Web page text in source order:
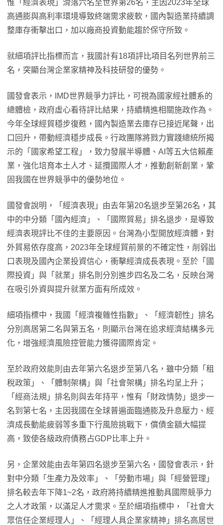
惟「經濟表現」滑落六名至世界第26名，主因2023年全球
高通膨與高利率環境導致終端需求疲軟，國內製造業持續調
整庫存衝擊出口，加以廠商投資動能趨於保守所致。
就細項評比指標而言，我國計有18項評比項目名列世界前三
名，突顯台灣企業家精神及科技研發的優勢。
國發會表示，IMD世界競爭力評比，可視為國家經社體系的
總體檢，政府虛心看待評比結果，持續精進相關施政作為。
今年全球經貿穩步復甦，國內製造業去庫存已接近尾聲，出
口回升，帶動經濟穩步成長。行政團隊將戮力實踐總統所揭
示的「國家希望工程」，致力發展半導體、AI等五大信賴產
業，強化培育本土人才、延攬國際人才，推動創新創業，鞏
固我國在世界競爭中的優勢地位。
國發會說明，「經濟表現」由去年第20名退步至第26名，其
中的中分類「國內經濟」、「國際貿易」排名退步，是導致
經濟表現評比不佳的主要原因。台灣為小型開放經濟體，對
外貿易依存度高，2023年全球經貿前景的不確定性，削弱出
口表現及國內企業投資信心，衝擊經濟成長表現。至於「國
際投資」與「就業」排名則分別進步四名及二名，反映台灣
在吸引外資與提升就業方面有所成效。
細項指標中，我國「經濟複雜性指數」、「經濟韌性」排名
分別高居第二名與第五名，則顯示台灣在追求經濟結構多元
化，增強經濟風險控管能力獲得國際肯定。
至於政府效能則由去年第六名退步至第八名，雖中分類「租
稅政策」、「體制架構」與「社會架構」排名均呈上升；
「經商法規」排名則與去年持平，惟有「財政情勢」退步一
名到第七名，主因我國在全球普遍面臨通膨及升息壓力、經
濟成長動能疲弱等多重下行風險挑戰下，償債金額大幅提
高，致使各級政府債務占GDP比率上升。
另，企業效能由去年第四名退步至第六名，國發會表示，針
對中分類「生產力及效率」、「勞動市場」與「經營管理」
排名較去年下降1~2名，政府將持續精進推動具國際競爭力
之人才政策，以滿足人才需求。至於細項指標中，「社會大
眾信任企業經理人」、「經理人具企業家精神」排名高居世